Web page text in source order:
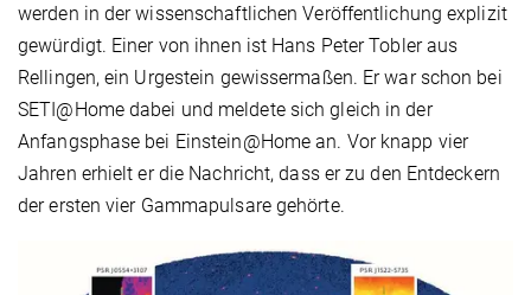
werden in der wissenschaftlichen Veröffentlichung explizit
gewürdigt. Einer von ihnen ist Hans Peter Tobler aus
Rellingen, ein Urgestein gewissermaßen. Er war schon bei
SETI@Home dabei und meldete sich gleich in der
Anfangsphase bei Einstein@Home an. Vor knapp vier
Jahren erhielt er die Nachricht, dass er zu den Entdeckern
der ersten vier Gammapulsare gehörte.